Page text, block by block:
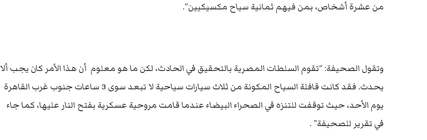
من عشرة أشخاص، بمن فيهم ثمانية سياح مكسيكيين”.
وتقول الصحيفة: “تقوم السلطات المصرية بالتحقيق في الحادث، لكن ما هو معلوم أن هذا الأمر كان يجب ألا
يحدث. فقد كانت قافلة السياح المكونة من ثلاث سيارات سياحية لا تبعد سوى 3 ساعات جنوب غرب القاهرة
يوم الأحد، حيث توقفت للتنزه في الصحراء البيضاء عندما قامت مروحية عسكرية بفتح النار عليها، كما جاء
في تقرير للصحيفة” .